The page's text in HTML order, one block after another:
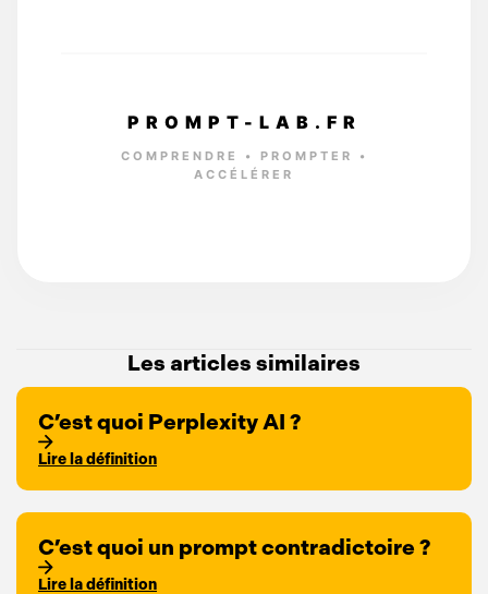
PROMPT-LAB.FR
COMPRENDRE • PROMPTER •
ACCÉLÉRER
Les articles similaires
C’est quoi Perplexity AI ?
Lire la définition
C’est quoi un prompt contradictoire ?
Lire la définition